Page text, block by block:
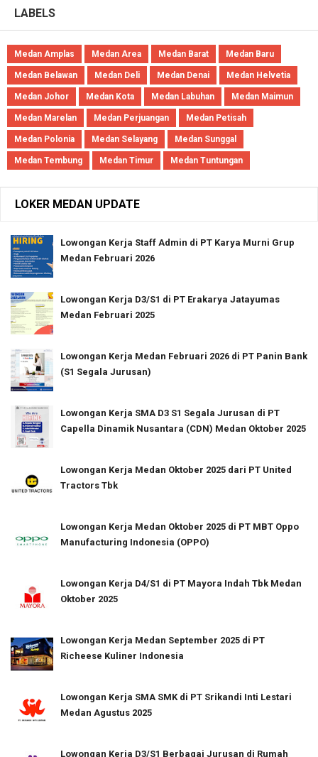
LABELS
Medan Amplas Medan Area Medan Barat Medan Baru
Medan Belawan Medan Deli Medan Denai Medan Helvetia
Medan Johor Medan Kota Medan Labuhan Medan Maimun
Medan Marelan Medan Perjuangan Medan Petisah
Medan Polonia Medan Selayang Medan Sunggal
Medan Tembung Medan Timur Medan Tuntungan
LOKER MEDAN UPDATE
Lowongan Kerja Staff Admin di PT Karya Murni Grup
Medan Februari 2026
Lowongan Kerja D3/S1 di PT Erakarya Jatayumas
Medan Februari 2025
Lowongan Kerja Medan Februari 2026 di PT Panin Bank
(S1 Segala Jurusan)
Lowongan Kerja SMA D3 S1 Segala Jurusan di PT
Capella Dinamik Nusantara (CDN) Medan Oktober 2025
Lowongan Kerja Medan Oktober 2025 dari PT United
Tractors Tbk
Lowongan Kerja Medan Oktober 2025 di PT MBT Oppo
Manufacturing Indonesia (OPPO)
Lowongan Kerja D4/S1 di PT Mayora Indah Tbk Medan
Oktober 2025
Lowongan Kerja Medan September 2025 di PT
Richeese Kuliner Indonesia
Lowongan Kerja SMA SMK di PT Srikandi Inti Lestari
Medan Agustus 2025
Lowongan Kerja D3/S1 Berbagai Jurusan di Rumah